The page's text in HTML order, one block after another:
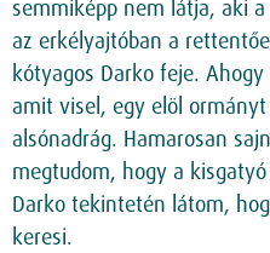
semmiképp nem látja, aki
az erkélyajtóban a
kótyagos Darko feje.
amit visel, egy elöl
alsónadrág. Hamarosan
megtudom, hogy a
Darko tekintetén látom,
keresi.